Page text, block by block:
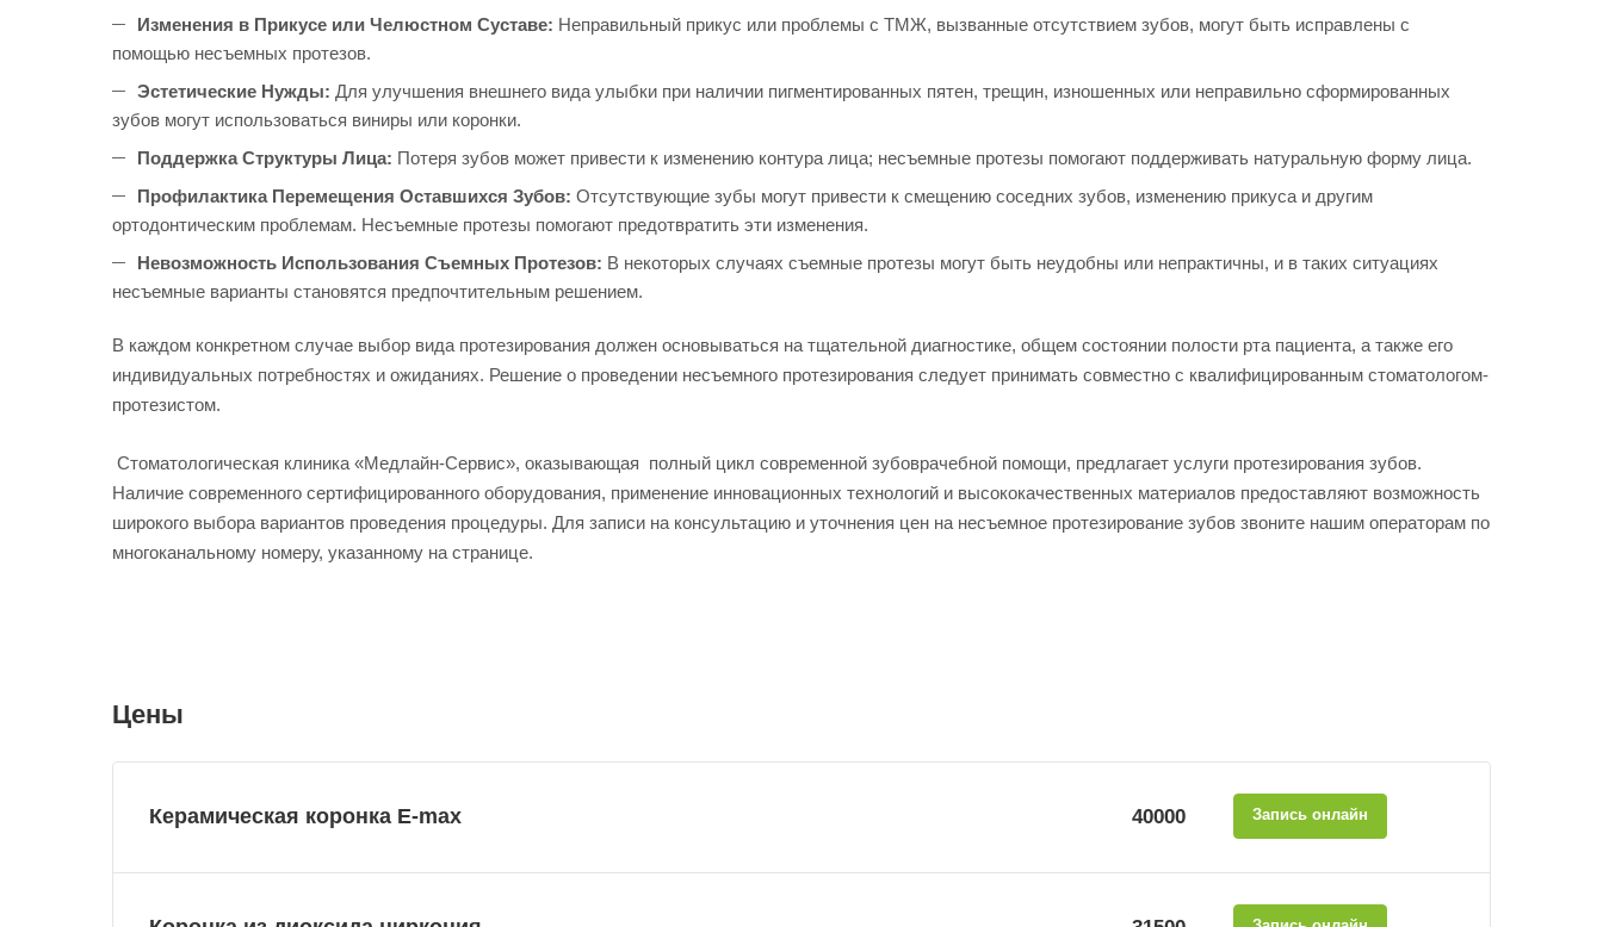
Изменения в Прикусе или Челюстном Суставе: Неправильный прикус или проблемы с ТМЖ, вызванные отсутствием зубов, могут быть исправлены с
помощью несъемных протезов.
Эстетические Нужды: Для улучшения внешнего вида улыбки при наличии пигментированных пятен, трещин, изношенных или неправильно сформированных
зубов могут использоваться виниры или коронки.
Поддержка Структуры Лица: Потеря зубов может привести к изменению контура лица; несъемные протезы помогают поддерживать натуральную форму лица.
Профилактика Перемещения Оставшихся Зубов: Отсутствующие зубы могут привести к смещению соседних зубов, изменению прикуса и другим
ортодонтическим проблемам. Несъемные протезы помогают предотвратить эти изменения.
Невозможность Использования Съемных Протезов: В некоторых случаях съемные протезы могут быть неудобны или непрактичны, и в таких ситуациях
несъемные варианты становятся предпочтительным решением.
В каждом конкретном случае выбор вида протезирования должен основываться на тщательной диагностике, общем состоянии полости рта пациента, а также его
индивидуальных потребностях и ожиданиях. Решение о проведении несъемного протезирования следует принимать совместно с квалифицированным стоматологом-
протезистом.
Стоматологическая клиника «Медлайн-Сервис», оказывающая полный цикл современной зубоврачебной помощи, предлагает услуги протезирования зубов.
Наличие современного сертифицированного оборудования, применение инновационных технологий и высококачественных материалов предоставляют возможность
широкого выбора вариантов проведения процедуры. Для записи на консультацию и уточнения цен на несъемное протезирование зубов звоните нашим операторам по
многоканальному номеру, указанному на странице.
Цены
Керамическая коронка E-max 40000 Запись онлайн